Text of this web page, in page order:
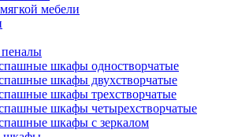
мебели
шкафы одностворчатые
шкафы двухстворчатые
шкафы трехстворчатые
шкафы четырехстворчатые
шкафы с зеркалом